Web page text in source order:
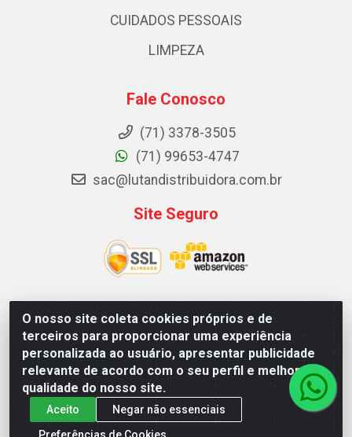
O nosso site coleta cookies próprios e de
terceiros para proporcionar uma experiência
personalizada ao usuário, apresentar publicidade
relevante de acordo com o seu perfil e melhorar a
qualidade do nosso site.
Aceito
Negar não essenciais
Preferências de Cookies
CUIDADOS PESSOAIS
LIMPEZA
Fale Conosco
(71) 3378-3505
(71) 99653-4747
sac@lutandistribuidora.com.br
Site Seguro
Lutan Distribuidora - Rua Dr. Gerino Souza Filho, 1525 -
Itinga - Lauro de Freitas / BA - CEP 42700-000 - CNPJ
05.156.713/0001-62